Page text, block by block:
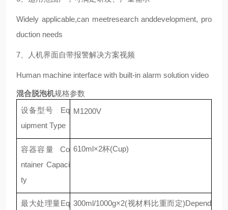
Widely applicable,can meetresearch anddevelopment, pro
duction needs
7、人机界面自带报警解决方案视频
Human machine interface with built-in alarm solution video
混合脱泡机规格参数
设备型号
Eq
uipment Type
M1200V
容器容量
Co
ntainer Capaci
ty
610ml×2杯(Cup)
最大处理量Eq 300ml/1000g×2(视材料比重而定)Depend